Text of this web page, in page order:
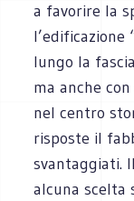
a favorire la
l’edificazione
lungo la
ma anche
nel centro
risposte il
svantaggiati.
alcuna scelta